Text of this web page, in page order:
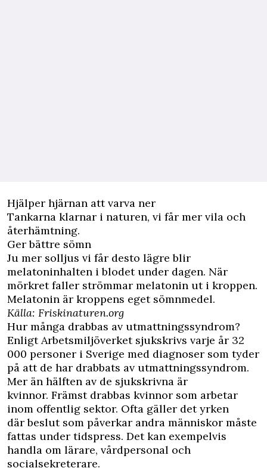
Hjälper hjärnan att varva ner
Tankarna klarnar i naturen, vi får mer vila och
återhämtning.
Ger bättre sömn
Ju mer solljus vi får desto lägre blir
melatoninhalten i blodet under dagen. När
mörkret faller strömmar melatonin ut i kroppen.
Melatonin är kroppens eget sömnmedel.
Källa: Friskinaturen.org
Hur många drabbas av utmattningssyndrom?
Enligt Arbetsmiljöverket sjukskrivs varje år 32
000 personer i Sverige med diagnoser som tyder
på att de har drabbats av utmattningssyndrom.
Mer än hälften av de sjukskrivna är
kvinnor. Främst drabbas kvinnor som arbetar
inom offentlig sektor. Ofta gäller det yrken
där beslut som påverkar andra människor måste
fattas under tidspress. Det kan exempelvis
handla om lärare, vårdpersonal och
socialsekreterare.